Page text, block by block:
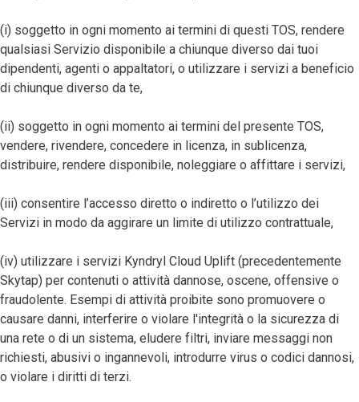
(i) soggetto in ogni momento ai termini di questi TOS, rendere
qualsiasi Servizio disponibile a chiunque diverso dai tuoi
dipendenti, agenti o appaltatori, o utilizzare i servizi a beneficio
di chiunque diverso da te,
(ii) soggetto in ogni momento ai termini del presente TOS,
vendere, rivendere, concedere in licenza, in sublicenza,
distribuire, rendere disponibile, noleggiare o affittare i servizi,
(iii) consentire l’accesso diretto o indiretto o l’utilizzo dei
Servizi in modo da aggirare un limite di utilizzo contrattuale,
(iv) utilizzare i servizi Kyndryl Cloud Uplift (precedentemente
Skytap) per contenuti o attività dannose, oscene, offensive o
fraudolente. Esempi di attività proibite sono promuovere o
causare danni, interferire o violare l'integrità o la sicurezza di
una rete o di un sistema, eludere filtri, inviare messaggi non
richiesti, abusivi o ingannevoli, introdurre virus o codici dannosi,
o violare i diritti di terzi.